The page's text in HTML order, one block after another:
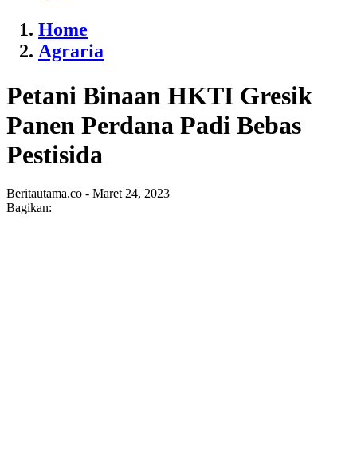
Home
Agraria
Petani Binaan HKTI Gresik
Panen Perdana Padi Bebas
Pestisida
Beritautama.co - Maret 24, 2023
Bagikan: